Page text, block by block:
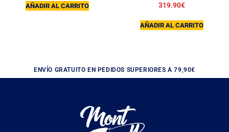
AÑADIR AL CARRITO 319.90€
AÑADIR AL CARRITO
ENVÍO GRATUITO EN PEDIDOS SUPERIORES A 79,90€